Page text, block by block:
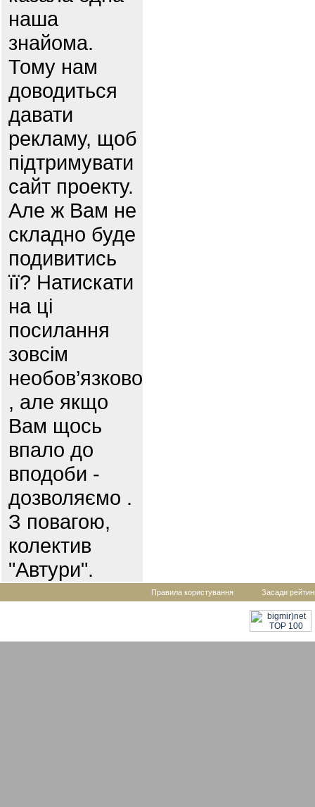
наша
знайома.
Тому нам
доводиться
давати
рекламу, щоб
підтримувати
сайт проекту.
Але ж Вам не
складно буде
подивитись
її? Натискати
на ці
посилання
зовсім
необов’язково
, але якщо
Вам щось
впало до
вподоби -
дозволяємо .
З повагою,
колектив
"Автури".
Правила користування Засади